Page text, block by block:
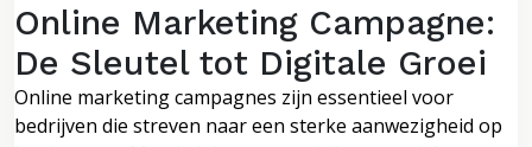
Online Marketing Campagne:
De Sleutel tot Digitale Groei
Online marketing campagnes zijn essentieel voor
bedrijven die streven naar een sterke aanwezigheid op